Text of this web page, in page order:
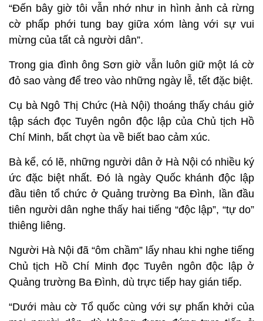
“Đến bây giờ tôi vẫn nhớ như in hình ảnh cả rừng
cờ phấp phới tung bay giữa xóm làng với sự vui
mừng của tất cả người dân”.
Trong gia đình ông Sơn giờ vẫn luôn giữ một lá cờ
đỏ sao vàng để treo vào những ngày lễ, tết đặc biệt.
Cụ bà Ngô Thị Chức (Hà Nội) thoáng thấy cháu giở
tập sách đọc Tuyên ngôn độc lập của Chủ tịch Hồ
Chí Minh, bất chợt ùa về biết bao cảm xúc.
Bà kể, có lẽ, những người dân ở Hà Nội có nhiều ký
ức đặc biệt nhất. Đó là ngày Quốc khánh độc lập
đầu tiên tổ chức ở Quảng trường Ba Đình, lần đầu
tiên người dân nghe thấy hai tiếng “độc lập”, “tự do”
thiêng liêng.
Người Hà Nội đã “ôm chầm” lấy nhau khi nghe tiếng
Chủ tịch Hồ Chí Minh đọc Tuyên ngôn độc lập ở
Quảng trường Ba Đình, dù trực tiếp hay gián tiếp.
“Dưới màu cờ Tổ quốc cùng với sự phấn khởi của